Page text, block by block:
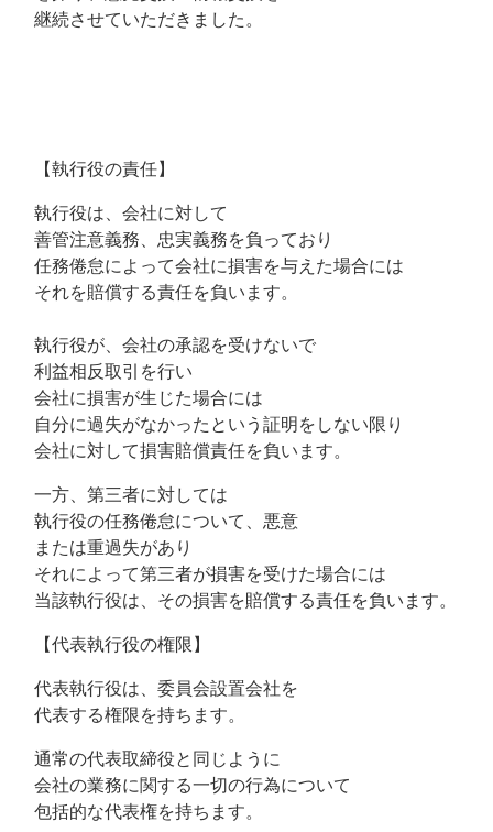
継続させていただきました。
【執行役の責任】
執行役は、会社に対して
善管注意義務、忠実義務を負っており
任務倦怠によって会社に損害を与えた場合には
それを賠償する責任を負います。
執行役が、会社の承認を受けないで
利益相反取引を行い
会社に損害が生じた場合には
自分に過失がなかったという証明をしない限り
会社に対して損害賠償責任を負います。
一方、第三者に対しては
執行役の任務倦怠について、悪意
または重過失があり
それによって第三者が損害を受けた場合には
当該執行役は、その損害を賠償する責任を負います。
【代表執行役の権限】
代表執行役は、委員会設置会社を
代表する権限を持ちます。
通常の代表取締役と同じように
会社の業務に関する一切の行為について
包括的な代表権を持ちます。